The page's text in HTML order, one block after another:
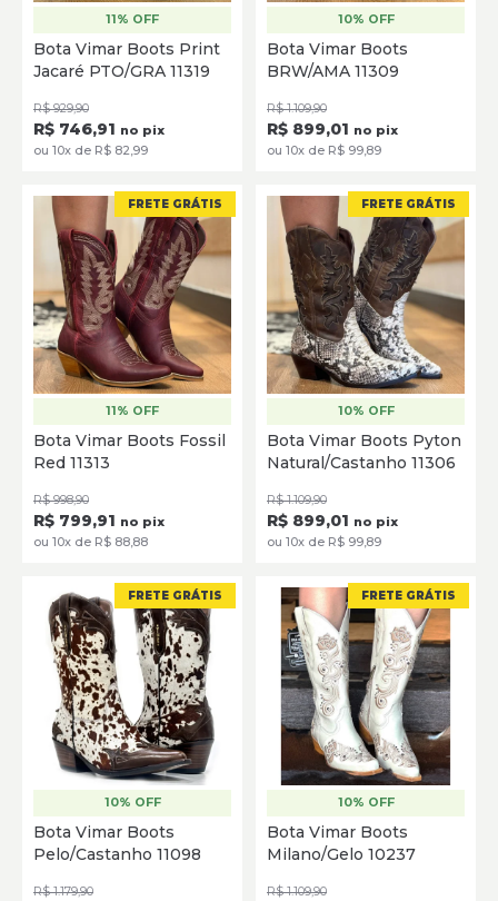
37 38
SELECIONE
11% OFF
Bota Vimar Boots Print
Jacaré PTO/GRA 11319
R$ 929,90
R$ 746,91 no pix
ou 10x de R$ 82,99
37 38
SELECIONE
10% OFF
Bota Vimar Boots
BRW/AMA 11309
R$ 1.109,90
R$ 899,01 no pix
ou 10x de R$ 99,89
36 37
40
FRETE GRÁTIS
11% OFF
Bota Vimar Boots Fossil
Red 11313
R$ 998,90
R$ 799,91 no pix
ou 10x de R$ 88,88
37 38
SELECIONE
FRETE GRÁTIS
10% OFF
Bota Vimar Boots Pyton
Natural/Castanho 11306
R$ 1.109,90
R$ 899,01 no pix
ou 10x de R$ 99,89
36 37
40
FRETE GRÁTIS
10% OFF
Bota Vimar Boots
Pelo/Castanho 11098
R$ 1.179,90
36 37 38
SELECIONE
FRETE GRÁTIS
10% OFF
Bota Vimar Boots
Milano/Gelo 10237
R$ 1.109,90